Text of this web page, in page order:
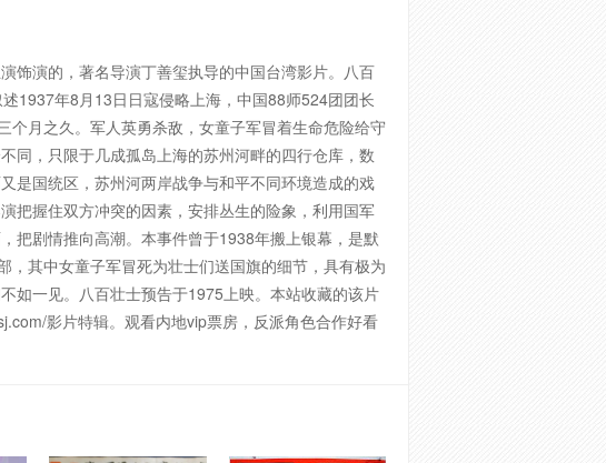
饰演的，著名导演丁善玺执导的中国台湾影片。八百
1937年8月13日日寇侵略上海，中国88师524团团长
月之久。军人英勇杀敌，女童子军冒着生命危险给守
同，只限于几成孤岛上海的苏州河畔的四行仓库，数
是国统区，苏州河两岸战争与和平不同环境造成的戏
把握住双方冲突的因素，安排丛生的险象，利用国军
把剧情推向高潮。本事件曾于1938年搬上银幕，是默
，其中女童子军冒死为壮士们送国旗的细节，具有极为
如一见。八百壮士预告于1975上映。本站收藏的该片
影片特辑。观看内地vip票房，反派角色合作好看